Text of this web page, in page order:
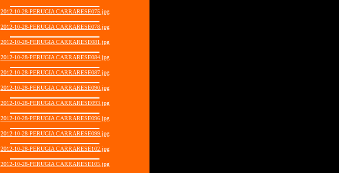
2012-10-28-PERUGIA CARRARESE075.jpg
2012-10-28-PERUGIA CARRARESE078.jpg
2012-10-28-PERUGIA CARRARESE081.jpg
2012-10-28-PERUGIA CARRARESE084.jpg
2012-10-28-PERUGIA CARRARESE087.jpg
2012-10-28-PERUGIA CARRARESE090.jpg
2012-10-28-PERUGIA CARRARESE093.jpg
2012-10-28-PERUGIA CARRARESE096.jpg
2012-10-28-PERUGIA CARRARESE099.jpg
2012-10-28-PERUGIA CARRARESE102.jpg
2012-10-28-PERUGIA CARRARESE105.jpg